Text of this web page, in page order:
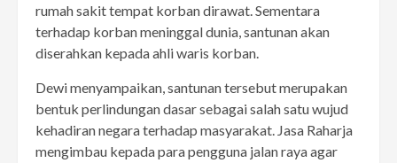
rumah sakit tempat korban dirawat. Sementara
terhadap korban meninggal dunia, santunan akan
diserahkan kepada ahli waris korban.
Dewi menyampaikan, santunan tersebut merupakan
bentuk perlindungan dasar sebagai salah satu wujud
kehadiran negara terhadap masyarakat. Jasa Raharja
mengimbau kepada para pengguna jalan raya agar